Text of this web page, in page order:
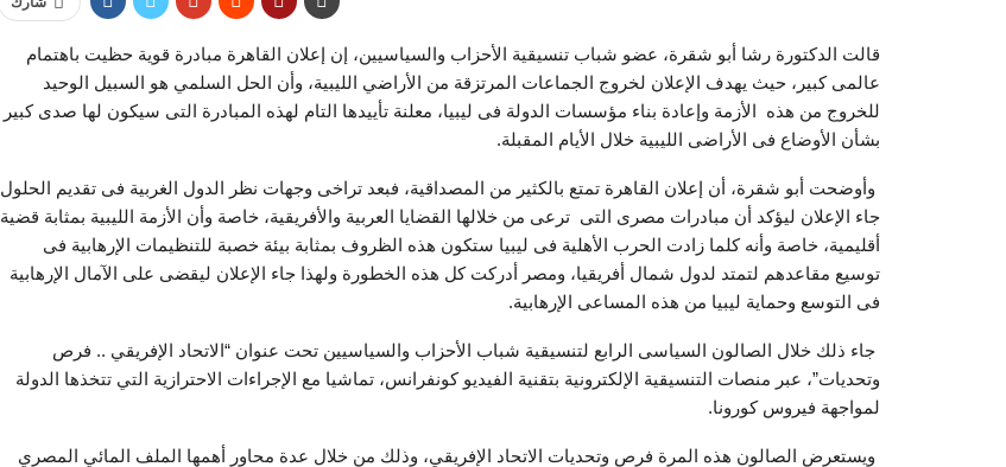
قالت الدكتورة رشا أبو شقرة، عضو شباب تنسيقية الأحزاب والسياسيين، إن إعلان القاهرة مبادرة قوية حظيت باهتمام
عالمى كبير، حيث يهدف الإعلان لخروج الجماعات المرتزقة من الأراضي الليبية، وأن الحل السلمي هو السبيل الوحيد
للخروج من هذه الأزمة وإعادة بناء مؤسسات الدولة فى ليبيا، معلنة تأييدها التام لهذه المبادرة التى سيكون لها صدى كبير
بشأن الأوضاع فى الأراضى الليبية خلال الأيام المقبلة.
وأوضحت أبو شقرة، أن إعلان القاهرة تمتع بالكثير من المصداقية، فبعد تراخى وجهات نظر الدول الغربية فى تقديم الحلول
جاء الإعلان ليؤكد أن مبادرات مصرى التى ترعى من خلالها القضايا العربية والأفريقية، خاصة وأن الأزمة الليبية بمثابة قضية
أقليمية، خاصة وأنه كلما زادت الحرب الأهلية فى ليبيا ستكون هذه الظروف بمثابة بيئة خصبة للتنظيمات الإرهابية فى
توسيع مقاعدهم لتمتد لدول شمال أفريقيا، ومصر أدركت كل هذه الخطورة ولهذا جاء الإعلان ليقضى على الآمال الإرهابية
فى التوسع وحماية ليبيا من هذه المساعى الإرهابية.
جاء ذلك خلال الصالون السياسى الرابع لتنسيقية شباب الأحزاب والسياسيين تحت عنوان “الاتحاد الإفريقي .. فرص
وتحديات”، عبر منصات التنسيقية الإلكترونية بتقنية الفيديو كونفرانس، تماشيا مع الإجراءات الاحترازية التي تتخذها الدولة
لمواجهة فيروس كورونا.
ويستعرض الصالون هذه المرة فرص وتحديات الاتحاد الإفريقي، وذلك من خلال عدة محاور أهمها الملف المائي المصري